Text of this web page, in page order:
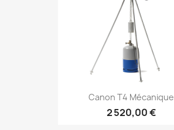
Canon T4 Mécanique
2 520,00 €